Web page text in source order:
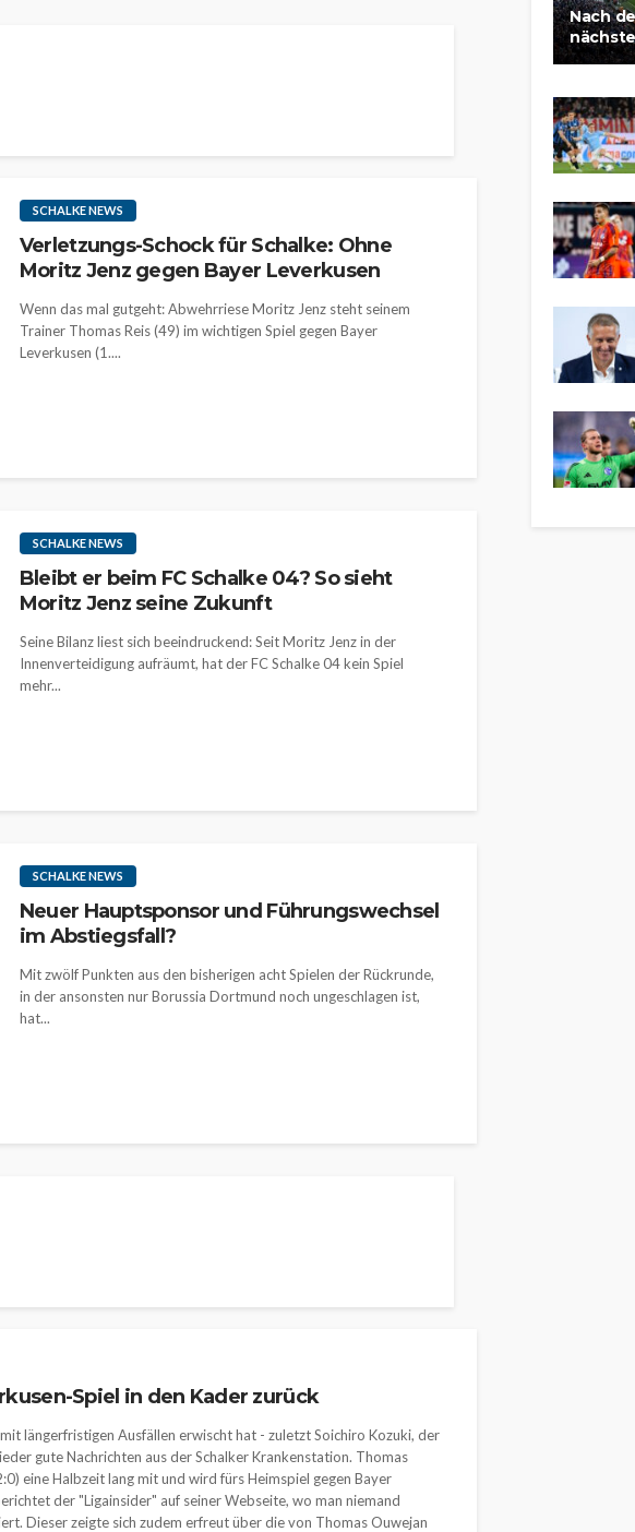
SCHALKE NEWS
Verletzungs-Schock für Schalke: Ohne
Moritz Jenz gegen Bayer Leverkusen
Wenn das mal gutgeht: Abwehrriese Moritz Jenz steht seinem
Trainer Thomas Reis (49) im wichtigen Spiel gegen Bayer
Leverkusen (1....
SCHALKE NEWS
Bleibt er beim FC Schalke 04? So sieht
Moritz Jenz seine Zukunft
Seine Bilanz liest sich beeindruckend: Seit Moritz Jenz in der
Innenverteidigung aufräumt, hat der FC Schalke 04 kein Spiel
mehr...
SCHALKE NEWS
Neuer Hauptsponsor und Führungswechsel
im Abstiegsfall?
Mit zwölf Punkten aus den bisherigen acht Spielen der Rückrunde,
in der ansonsten nur Borussia Dortmund noch ungeschlagen ist,
hat...
Spiel in den Kader zurück
längerfristigen Ausfällen erwischt hat - zuletzt Soichiro Kozuki, der
gute Nachrichten aus der Schalker Krankenstation. Thomas
eine Halbzeit lang mit und wird fürs Heimspiel gegen Bayer
der "Ligainsider" auf seiner Webseite, wo man niemand
Dieser zeigte sich zudem erfreut über die von Thomas Ouwejan
Nach